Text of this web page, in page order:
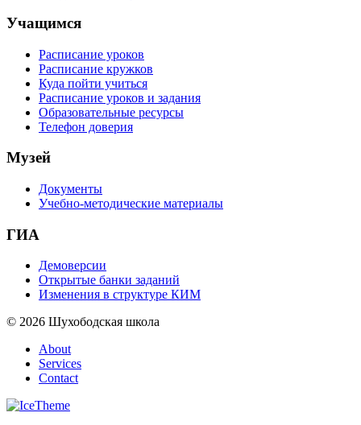
Учащимся
Расписание уроков
Расписание кружков
Куда пойти учиться
Расписание уроков и задания
Образовательные ресурсы
Телефон доверия
Музей
Документы
Учебно-методические материалы
ГИА
Демоверсии
Открытые банки заданий
Изменения в структуре КИМ
© 2026 Шухободская школа
About
Services
Contact